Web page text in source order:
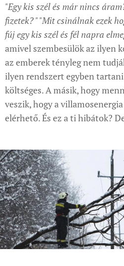
"Egy kis szél és már nincs
fizetek? " "Mit csinálnak ezek
fúj egy kis szél és fél napra
amivel szembesülök az ilyen
az emberek tényleg nem
ilyen rendszert egyben
költséges. A másik, hogy
veszik, hogy a
elérhető. És ez a ti hibátok?